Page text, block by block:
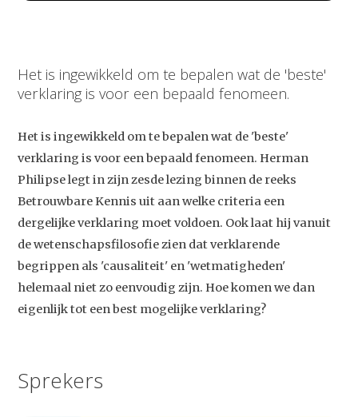
Het is ingewikkeld om te bepalen wat de 'beste'
verklaring is voor een bepaald fenomeen.
Het is ingewikkeld om te bepalen wat de 'beste'
verklaring is voor een bepaald fenomeen. Herman
Philipse legt in zijn zesde lezing binnen de reeks
Betrouwbare Kennis uit aan welke criteria een
dergelijke verklaring moet voldoen. Ook laat hij vanuit
de wetenschapsfilosofie zien dat verklarende
begrippen als 'causaliteit' en 'wetmatigheden'
helemaal niet zo eenvoudig zijn. Hoe komen we dan
eigenlijk tot een best mogelijke verklaring?
Sprekers